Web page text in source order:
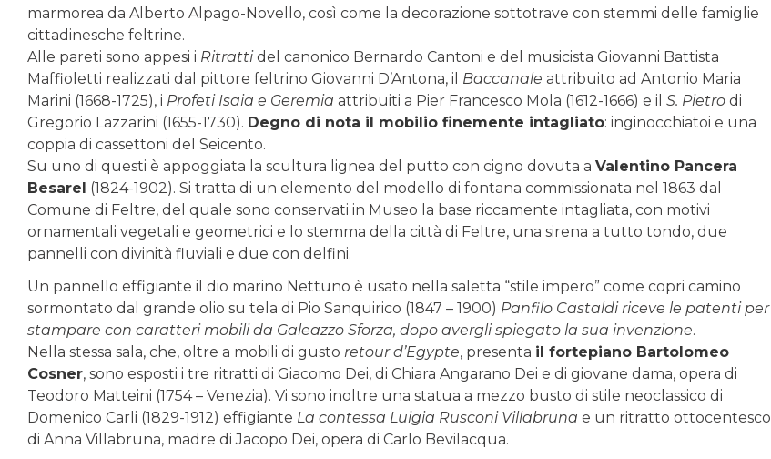
marmorea da Alberto Alpago-Novello, così come la decorazione sottotrave con stemmi delle famiglie
cittadinesche feltrine.
Alle pareti sono appesi i Ritrattidel canonico Bernardo Cantoni e del musicista Giovanni Battista
Maffioletti realizzati dal pittore feltrino Giovanni D’Antona, il Baccanale attribuito ad Antonio Maria
Marini (1668-1725), i Profeti Isaia e Geremia attribuiti a Pier Francesco Mola (1612-1666) e il S. Pietro di
Gregorio Lazzarini (1655-1730). Degno di nota il mobilio finemente intagliato: inginocchiatoi e una
coppia di cassettoni del Seicento.
Su uno di questi è appoggiata la scultura lignea del putto con cigno dovuta a Valentino Pancera
Besarel (1824-1902). Si tratta di un elemento del modello di fontana commissionata nel 1863 dal
Comune di Feltre, del quale sono conservati in Museo la base riccamente intagliata, con motivi
ornamentali vegetali e geometrici e lo stemma della città di Feltre, una sirena a tutto tondo, due
pannelli con divinità fluviali e due con delfini.
Un pannello effigiante il dio marino Nettuno è usato nella saletta “stile impero” come copri camino
sormontato dal grande olio su tela di Pio Sanquirico (1847 – 1900) Panfilo Castaldi riceve le patenti per
stampare con caratteri mobili da Galeazzo Sforza, dopo avergli spiegato la sua invenzione.
Nella stessa sala, che, oltre a mobili di gusto retour d’Egypte, presenta il fortepiano Bartolomeo
Cosner, sono esposti i tre ritratti di Giacomo Dei, di Chiara Angarano Dei e di giovane dama, opera di
Teodoro Matteini (1754 – Venezia). Vi sono inoltre una statua a mezzo busto di stile neoclassico di
Domenico Carli (1829-1912) effigiante La contessa Luigia Rusconi Villabruna e un ritratto ottocentesco
di Anna Villabruna, madre di Jacopo Dei, opera di Carlo Bevilacqua.